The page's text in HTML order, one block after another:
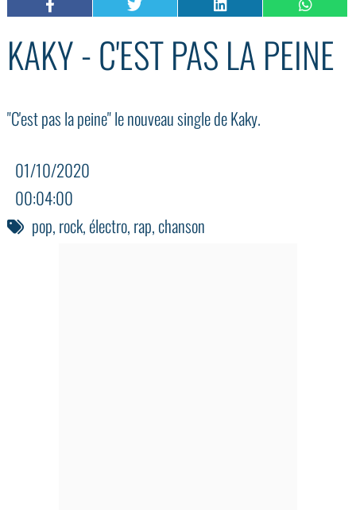
KAKY - C'EST PAS LA PEINE
"C'est pas la peine" le nouveau single de Kaky.
01/10/2020
00:04:00
pop,rock,électro,rap,chanson